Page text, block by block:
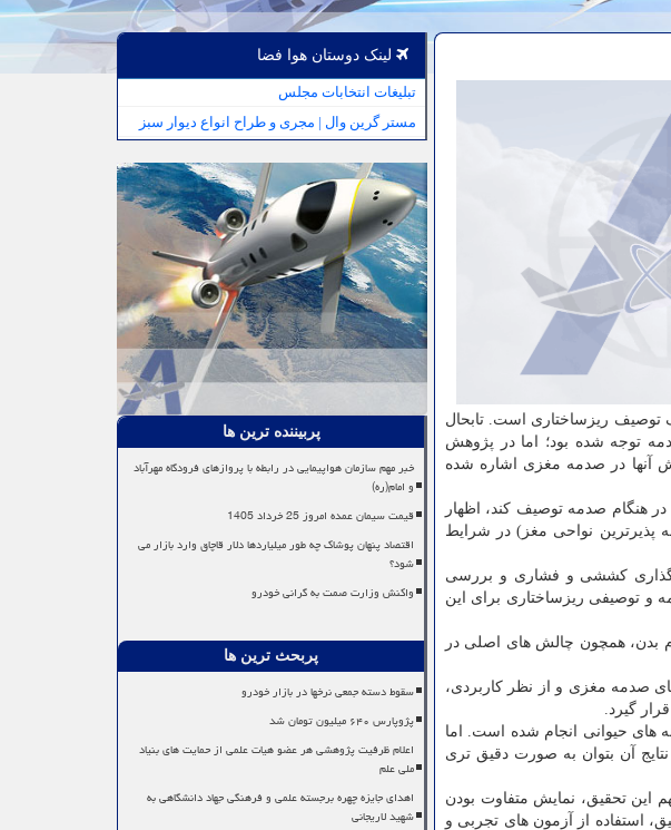
توصیف ریزساختاری است. تابحال
توجه شده بود؛ اما در پژوهش
آنها در صدمه مغزی اشاره شده
در هنگام صدمه توصیف کند، اظهار
پذیرترین نواحی مغز) در شرایط
کششی و فشاری و بررسی
و توصیفی ریزساختاری برای این
بدن، همچون چالش های اصلی در
صدمه مغزی و از نظر کاربردی،
گیرد.
های حیوانی انجام شده است. اما
آن بتوان به صورت دقیق تری
تحقیق، نمایش متفاوت بودن
استفاده از آزمون های تجربی و
لینک دوستان هوا فضا
تبلیغات انتخابات مجلس
مستر گرین وال | مجری و طراح انواع دیوار سبز
پربیننده ترین ها
خبر مهم سازمان هواپیمایی در رابطه با پروازهای فرودگاه مهرآباد
و امام(ره)
قیمت سیمان عمده امروز 25 خرداد 1405
اقتصاد پنهان پوشاک چه طور میلیاردها دلار قاچاق وارد بازار می
شود؟
واکنش وزارت صمت به گرانی خودرو
پربحث ترین ها
سقوط دسته جمعی نرخها در بازار خودرو
پژوپارس ۶۴۰ میلیون تومان شد
اعلام ظرفیت پژوهشی هر عضو هیات علمی از حمایت های بنیاد
ملی علم
اهدای جایزه چهره برجسته علمی و فرهنگی جهاد دانشگاهی به
شهید لاریجانی